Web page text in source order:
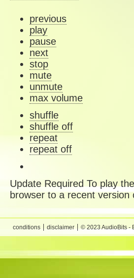
previous
play
pause
next
stop
mute
unmute
max volume
shuffle
shuffle off
repeat
repeat off
Update Required To play
browser to a recent
conditions disclaimer © 2023 AudioBits -